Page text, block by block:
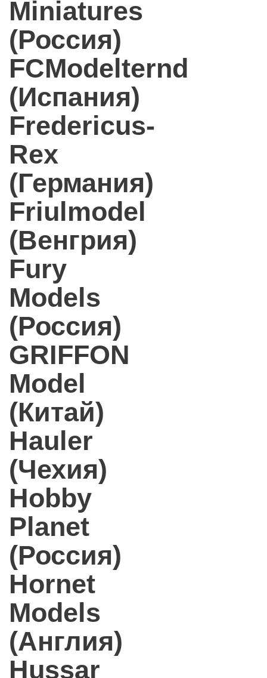
Miniatures
(Россия)
FCModelternd
(Испания)
Fredericus-
Rex
(Германия)
Friulmodel
(Венгрия)
Fury
Models
(Россия)
GRIFFON
Model
(Китай)
Hauler
(Чехия)
Hobby
Planet
(Россия)
Hornet
Models
(Англия)
Hussar